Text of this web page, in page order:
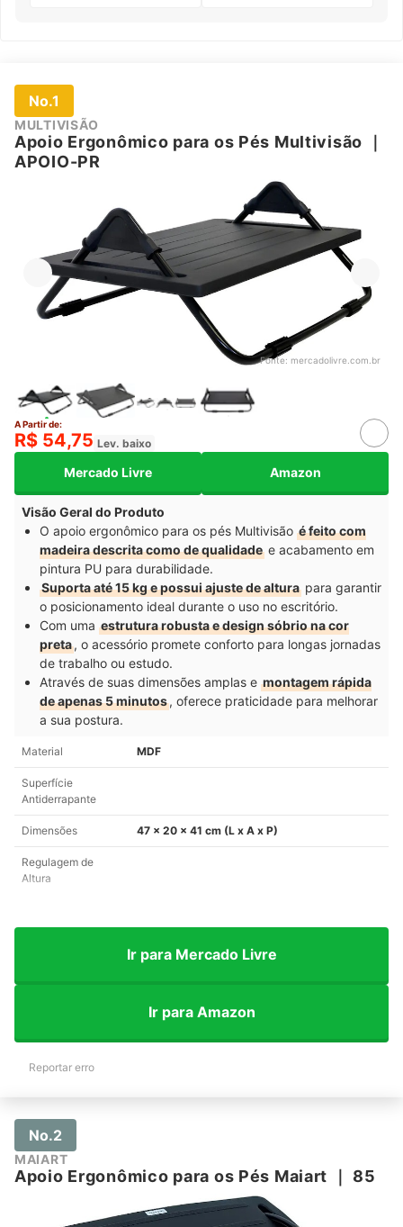
No.1
MULTIVISÃO
Apoio Ergonômico para os Pés Multivisão ｜
‎APOIO-PR
Fonte: mercadolivre.com.br
A Partir de:
R$ 54,75 Lev. baixo
Mercado Livre Amazon
Visão Geral do Produto
O apoio ergonômico para os pés Multivisão é feito com
madeira descrita como de qualidade e acabamento em
pintura PU para durabilidade.
Suporta até 15 kg e possui ajuste de altura para garantir
o posicionamento ideal durante o uso no escritório.
Com uma estrutura robusta e design sóbrio na cor
preta, o acessório promete conforto para longas jornadas
de trabalho ou estudo.
Através de suas dimensões amplas e montagem rápida
de apenas 5 minutos, oferece praticidade para melhorar
a sua postura.
Material MDF
Superfície
Antiderrapante
Dimensões 47 x 20 x 41 cm (L x A x P)
Regulagem de
Altura
Ir para Mercado Livre
Ir para Amazon
Reportar erro
No.2
MAIART
Apoio Ergonômico para os Pés Maiart 85